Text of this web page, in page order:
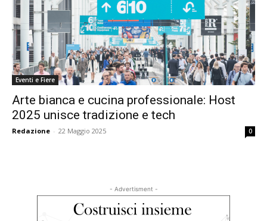
Eventi e Fiere
Arte bianca e cucina professionale: Host
2025 unisce tradizione e tech
Redazione - 22 Maggio 2025 0
- Advertisment -